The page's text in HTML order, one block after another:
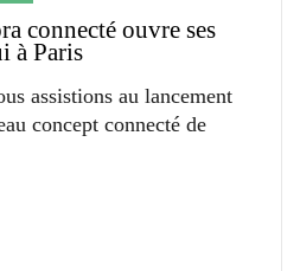
connecté ouvre ses
à Paris
assistions au lancement
concept connecté de